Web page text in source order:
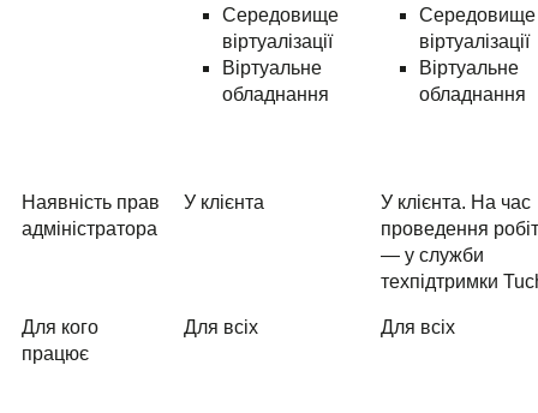
Середовище
віртуалізації
Віртуальне
обладнання
Середовище
віртуалізації
Віртуальне
обладнання
Наявність прав
адміністратора
У клієнта
У клієнта. На час
проведення робіт
— у служби
техпідтримки
Для кого
працює
Для всіх Для всіх